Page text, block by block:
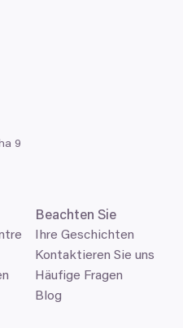
v
změnit nebo odvolat v
poskytování funkcí
návštěvnosti využíváme
jak náš web používáte,
sociální média, inzerci a
výběr
9
Beachten Sie
Ihre Geschichten
Blog
Häufige Fragen
Kontaktieren Sie uns